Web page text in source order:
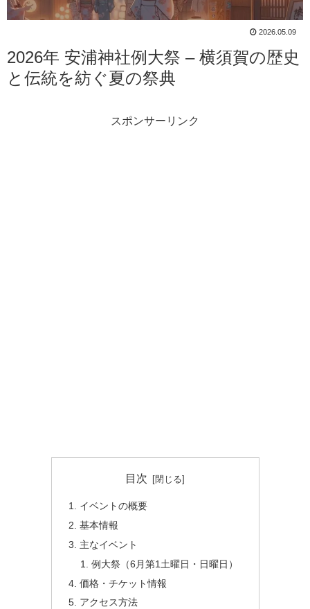
2026.05.09
2026年 安浦神社例大祭 – 横須賀の歴史
と伝統を紡ぐ夏の祭典
スポンサーリンク
目次
イベントの概要
基本情報
主なイベント
例大祭（6月第1土曜日・日曜日）
価格・チケット情報
アクセス方法